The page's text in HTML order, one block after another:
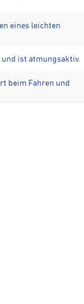
eines leichten
ist atmungsaktiv.
beim Fahren und